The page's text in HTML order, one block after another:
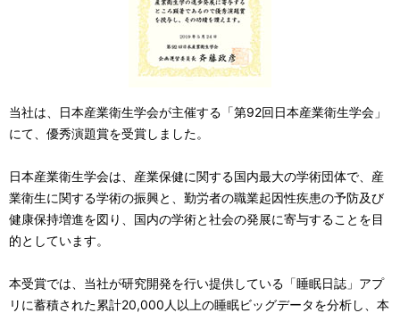
当社は、日本産業衛生学会が主催する「第92回日本産業衛生学会」
にて、優秀演題賞を受賞しました。
日本産業衛生学会は、産業保健に関する国内最大の学術団体で、産
業衛生に関する学術の振興と、勤労者の職業起因性疾患の予防及び
健康保持増進を図り、国内の学術と社会の発展に寄与することを目
的としています。
本受賞では、当社が研究開発を行い提供している「睡眠日誌」アプ
リに蓄積された累計20,000人以上の睡眠ビッグデータを分析し、本